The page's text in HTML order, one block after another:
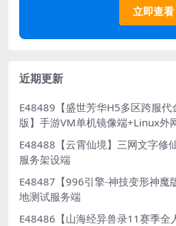
立即查看
近期更新
E48489【盛世芳华H5多区跨服
版】手游VM单机镜像端+Linux外
E48488【云霄仙境】三网文字修
服务架设端
E48487【996引擎-神技变形神魔
地测试服务端
E48486【山海经异兽录11赛季全